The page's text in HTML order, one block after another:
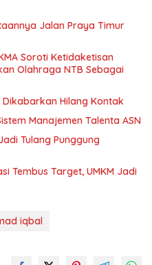
Jalan Praya Timur
Soroti Ketidaketisan
Olahraga NTB Sebagai
Hilang Kontak
Manajemen Talenta ASN
Tulang Punggung
Tembus Target, UMKM Jadi
iqbal